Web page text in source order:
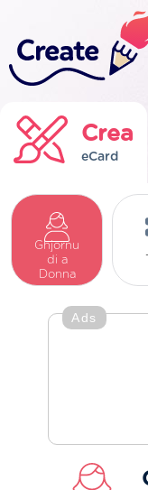
Crea
eCard
Ghjornu
di a
Donna
Ads